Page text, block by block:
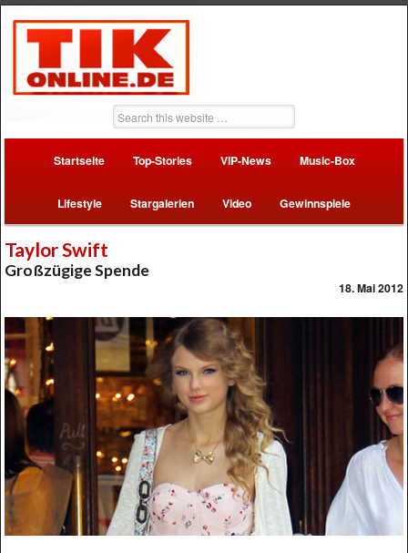
Startseite Top-Stories VIP-News Music-Box
Lifestyle Stargalerien Video Gewinnspiele
Taylor Swift
Großzügige Spende
18. Mai 2012